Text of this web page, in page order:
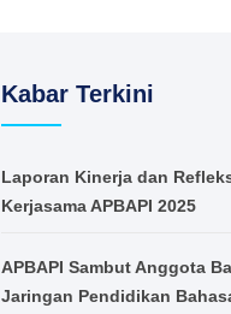
Kabar Terkini
Laporan Kinerja dan
Kerjasama APBAPI 2025
APBAPI Sambut Anggota
Jaringan Pendidikan